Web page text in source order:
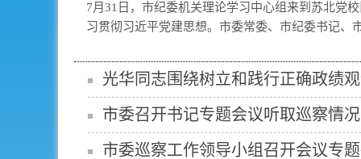
7月31日，市纪委机关理论学习中心组来到苏北党
习贯彻习近平党建思想。市委常委、市纪委书记、
光华同志围绕树立和践行正确政绩
市委召开书记专题会议听取巡察情
市委巡察工作领导小组召开会议专